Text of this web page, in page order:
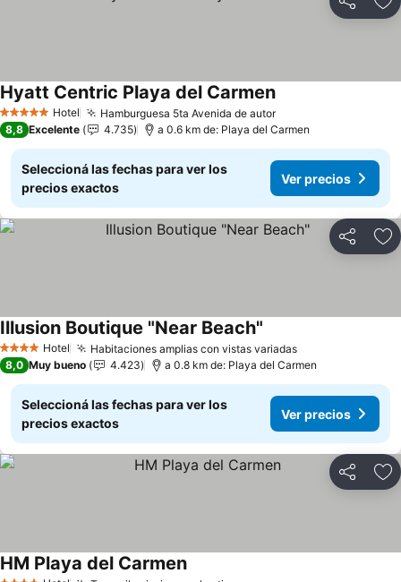
Compartir
5 Estrellas Hotel Hamburguesa 5ta Avenida de autor
Hyatt Centric Playa del Carmen
8,8 Excelente 4.735 a 0.6 km de: Playa del Carmen
Seleccioná las fechas para ver los
precios exactos
Ver precios
Compartir
4 EstrellasHotel Habitaciones amplias con vistas variadas
Illusion Boutique "Near Beach"
8,0 Muy bueno 4.423 a 0.8 km de: Playa del Carmen
Seleccioná las fechas para ver los
precios exactos
Ver precios
Compartir
HM Playa del Carmen